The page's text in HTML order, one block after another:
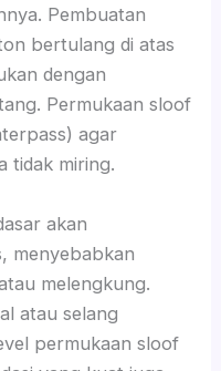
Pembuatan
bertulang di atas
dengan
Permukaan sloof
agar
tidak miring.
akan
menyebabkan
melengkung.
atau selang
permukaan sloof